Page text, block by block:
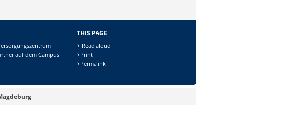
auf dem Campus
THIS PAGE
Read aloud
Print
Permalink